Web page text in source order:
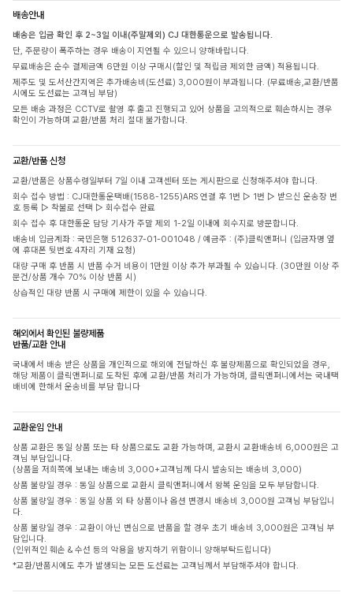
배송안내
배송은 입금 확인 후 2~3일 이내(주말제외) CJ 대한통운으로 발송됩니다.
단, 주문량이 폭주하는 경우 배송이 지연될 수 있으니 양해바랍니다.
무료배송은 순수 결제금액 6만원 이상 구매시(할인 및 적립금 제외한 금액) 적용됩니다.
제주도 및 도서산간지역은 추가배송비(도선료) 3,000원이 부과됩니다. (무료배송,교환/반품
시에도 도선료는 고객님 부담)
모든 배송 과정은 CCTV로 촬영 후 출고 진행되고 있어 상품을 고의적으로 훼손하시는 경우
확인이 가능하며 교환/반품 처리 절대 불가합니다.
교환/반품 신청
교환/반품은 상품수령일부터 7일 이내 고객센터 또는 게시판으로 신청해주셔야 합니다.
회수 접수 방법 : CJ대한통운택배(1588-1255)ARS 연결 후 1번 ▷ 1번 ▷ 받으신 운송장 번
호 등록 ▷ 착불로 선택 ▷ 회수접수 완료
회수 접수 후 대한통운 담당 기사가 주말 제외 1-2일 이내에 회수지로 방문합니다.
배송비 입금계좌 : 국민은행 512637-01-001048 / 예금주 : (주)클릭앤퍼니 (입금자명 옆
에 휴대폰 뒷번호 4자리 기재 요청)
대량 구매 후 반품 시 반품 수거 비용이 1만원 이상 추가 부과될 수 있습니다. (30만원 이상 주
문건/상품 개수 70% 이상 반품 시)
상습적인 대량 반품 시 구매에 제한이 있을 수 있습니다.
해외에서 확인된 불량제품
반품/교환 안내
국내에서 배송 받은 상품을 개인적으로 해외에 전달하신 후 불량제품으로 확인되었을 경우,
해당 제품이 클릭앤퍼니로 도착된 후에 교환/반품 처리가 가능하며, 클릭앤퍼니에서는 국내택
배비에 한해서 운송비를 부담 합니다
교환운임 안내
상품 교환은 동일 상품 또는 타 상품으로도 교환 가능하며, 교환시 교환배송비 6,000원은 고
객님 부담입니다.
(상품을 저희쪽에 보내는 배송비 3,000+고객님께 다시 발송되는 배송비 3,000)
상품 불량일 경우 : 동일 상품으로 교환시 클릭앤퍼니에서 왕복 운임을 모두 부담합니다.
상품 불량일 경우 : 동일 상품 외 타 상품이나 옵션 변경시 배송비 3,000원 고객님 부담입니
다.
상품 불량일 경우 : 교환이 아닌 변심으로 반품을 할 경우 초기 배송비 3,000원은 고객님 부
담입니다.
(인위적인 훼손 & 수선 등의 악용을 방지하기 위함이니 양해부탁드립니다)
*교환/반품시에도 추가 발생되는 모든 도선료는 고객님께서 부담해주셔야 합니다.